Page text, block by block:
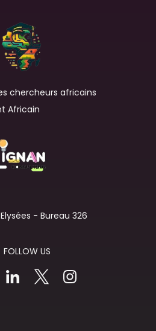
chercheurs africains
Africain
- Bureau 326
FOLLOW US
Follow
us